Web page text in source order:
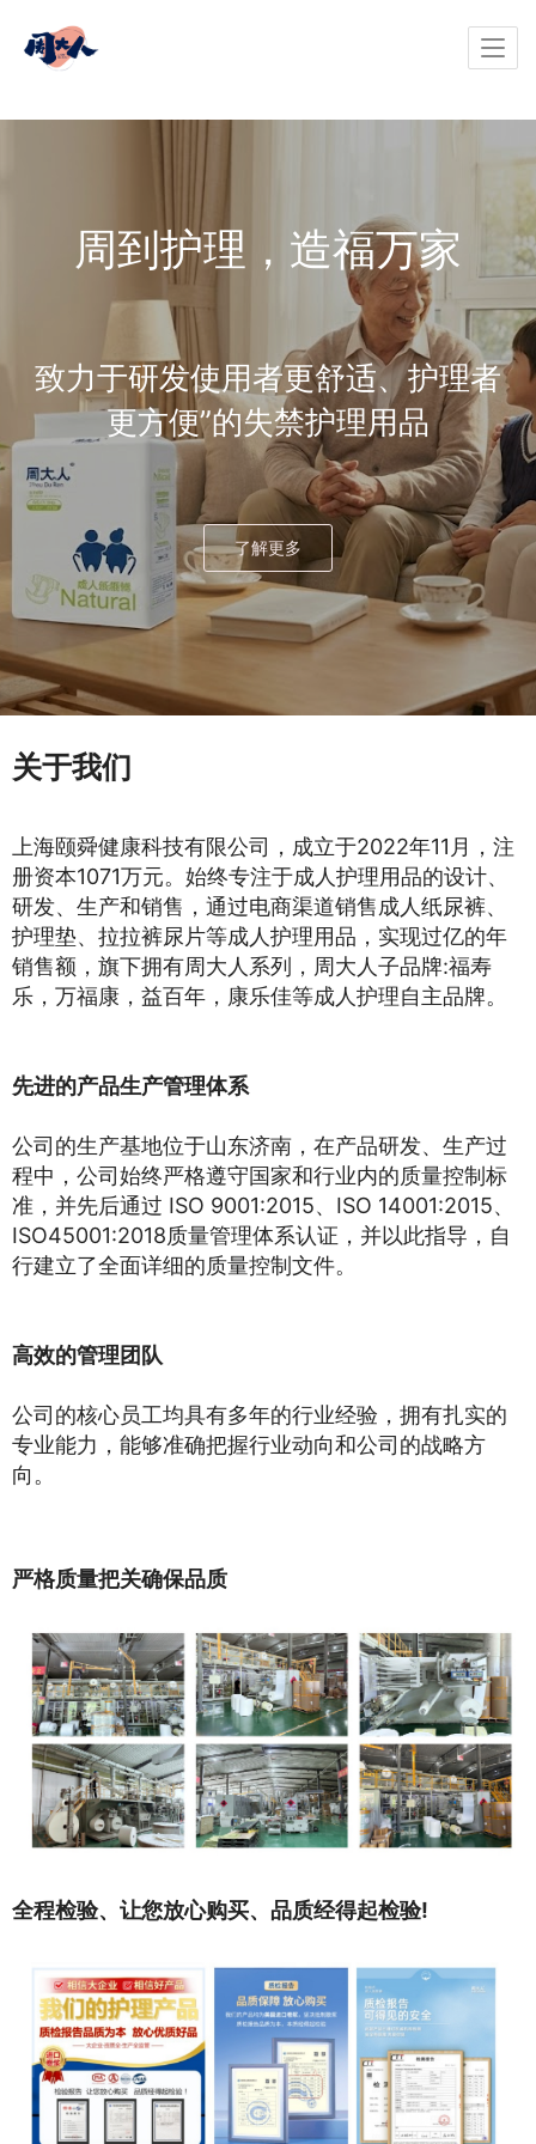
周到护理，造福万家
致力于研发使用者更舒适、护理者
更方便”的失禁护理用品
了解更多
关于我们
上海颐舜健康科技有限公司，成立于2022年11月，注
册资本1071万元。始终专注于成人护理用品的设计、
研发、生产和销售，通过电商渠道销售成人纸尿裤、
护理垫、拉拉裤尿片等成人护理用品，实现过亿的年
销售额，旗下拥有周大人系列，周大人子品牌:福寿
乐，万福康，益百年，康乐佳等成人护理自主品牌。
先进的产品生产管理体系
公司的生产基地位于山东济南，在产品研发、生产过
程中，公司始终严格遵守国家和行业内的质量控制标
准，并先后通过 ISO 9001:2015、ISO 14001:2015、
ISO45001:2018质量管理体系认证，并以此指导，自
行建立了全面详细的质量控制文件。
高效的管理团队
公司的核心员工均具有多年的行业经验，拥有扎实的
专业能力，能够准确把握行业动向和公司的战略方
向。
严格质量把关确保品质
全程检验、让您放心购买、品质经得起检验!